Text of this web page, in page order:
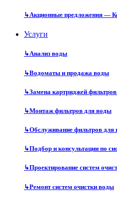
↳Акционные предложения —
Услуги
↳Анализ воды
↳Водоматы и продажа воды
↳Замена картриджей
↳Монтаж фильтров для воды
↳Обслуживание фильтров для
↳Подбор и консультации по
↳Проектирование систем
↳Ремонт систем очистки воды